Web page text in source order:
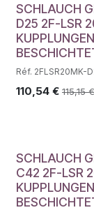
SCHLAUCH
D25 2F-LSR
Réf. 2FLSR20MK-
110,54 € 115,15€
SCHLAUCH
C42 2F-LSR